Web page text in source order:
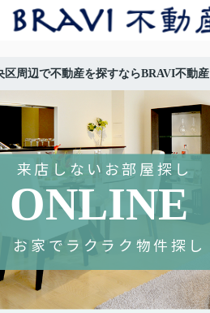
区周辺で不動産を探すならBRAVI不動産
来店しないお部屋探し
ONLINE
お家でラクラク物件探し